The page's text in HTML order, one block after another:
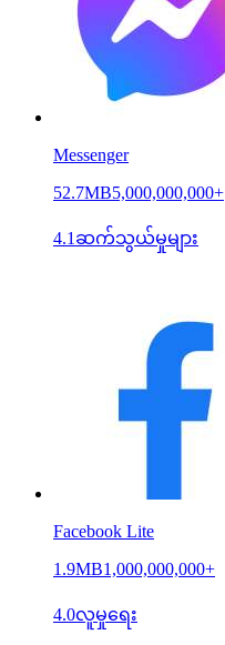
Messenger
52.7MB5,000,000,000+
4.1ဆက်သွယ်မှုများ
Facebook Lite
1.9MB1,000,000,000+
4.0လူမှုရေး